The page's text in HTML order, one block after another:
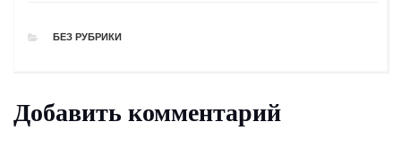
РУБРИКИ
БЕЗ РУБРИКИ
Добавить комментарий